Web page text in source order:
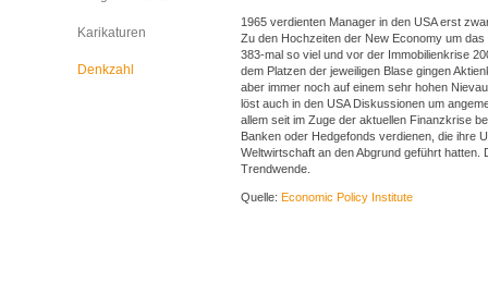
Karikaturen
Denkzahl
1965 verdienten Manager in den USA erst
Zu den Hochzeiten der New Economy um
383-mal so viel und vor der Immobilienkrise
dem Platzen der jeweiligen Blase gingen
aber immer noch auf einem sehr hohen
löst auch in den USA Diskussionen um
allem seit im Zuge der aktuellen Finanzkrise
Banken oder Hedgefonds verdienen, die ihre
Weltwirtschaft an den Abgrund geführt
Trendwende.
Quelle: Economic Policy Institute